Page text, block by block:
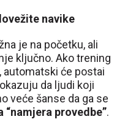
navike
je na početku, ali
ključno. Ako trening
automatski će postai
da ljudi koji
veće šanse da ga se
provedbe”.